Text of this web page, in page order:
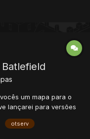
um mapa para o
lançarei para versões
dentro de um
Time 1 Time 1.2
otserv